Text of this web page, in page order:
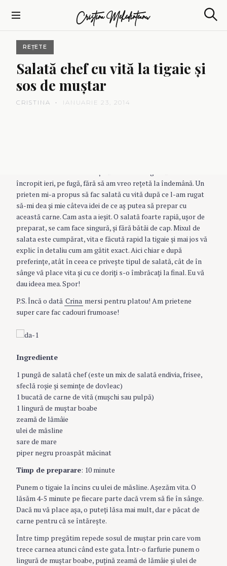
Cristina Mehedinteanu
e
REȚETE
Salată chefcuvită latigaie şi
sos de muştar
CRISTINA IANUARIE 23, 2014
încropit ieri, pe fugă, fără să am vreo reţetă la îndemână. Un
prieten mi-a propus să fac salată cu vită după ce l-am rugat
să-mi dea şi mie câteva idei de ce aş putea să prepar cu
această carne. Cam asta a ieşit. O salată foarte rapiă, uşor de
preparat, se cam face singură, şi fără bătăi de cap. Mixul de
salata este cumpărat, vita e făcută rapid la tigaie şi mai jos vă
explic în detaliu cum am gătit exact. Aici chiar e după
preferinţe, atât în ceea ce priveşte tipul de salată, cât de în
sânge vă place vita şi cu ce doriţi s-o îmbrăcaţi la final. Eu vă
dau ideea mea. Spor!
P.S. Încă o dată Crina mersi pentru platou! Am prietene
super care fac cadouri frumoase!
Ingrediente
1 pungă de salată chef (este un mix de salată endivia, frisee,
sfeclă roşie şi seminţe de dovleac)
1 bucată de carne de vită (muşchi sau pulpă)
1 lingură de muştar boabe
zeamă de lămâie
ulei de măsline
sare de mare
piper negru proaspăt măcinat
Timp de preparare: 10 minute
Punem o tigaie la încins cu ulei de măsline. Aşezăm vita. O
lăsăm 4-5 minute pe fiecare parte dacă vrem să fie în sânge.
Dacă nu vă place aşa, o puteţi lăsa mai mult, dar e păcat de
carne pentru că se întăreşte.
Între timp pregătim repede sosul de muştar prin care vom
trece carnea atunci când este gata. Într-o farfurie punem o
lingură de muştar boabe, puţină zeamă de lămâie şi ulei de